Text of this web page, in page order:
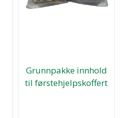
Grunnpakke innhold
til førstehjelpskoffert